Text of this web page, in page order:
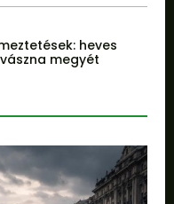
heves
megyét